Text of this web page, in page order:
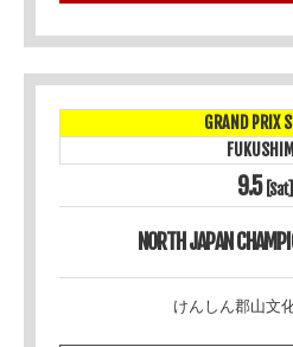
GRAND PRIX
9.5 [Sat]
NORTH JAPAN
けんしん郡山文